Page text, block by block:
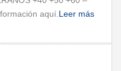
aquí. Leer más